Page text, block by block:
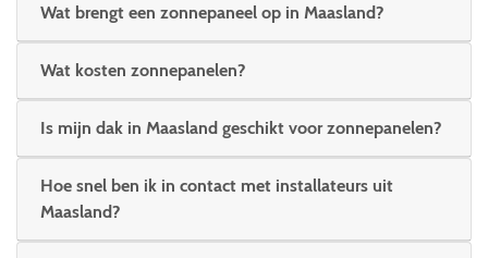
Wat brengt een zonnepaneel op in Maasland?
Wat kosten zonnepanelen?
Is mijn dak in Maasland geschikt voor zonnepanelen?
Hoe snel ben ik in contact met installateurs uit
Maasland?